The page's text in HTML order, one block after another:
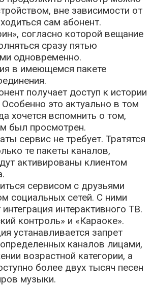
вне зависимости от
сам абонент.
согласно которой вещание
сразу пятью
одновременно.
в имеющемся пакете
получает доступ к истории
это актуально в том
хочется вспомнить о том,
был просмотрен.
сервис не требует. Тратятся
те пакеты каналов,
активированы клиентом
сервисом с друзьями
социальных сетей. С ними
интерактивного ТВ.
контроль» и «Караоке».
устанавливается запрет
каналов лицами,
возрастной категории, а
более двух тысяч песен
музыки.